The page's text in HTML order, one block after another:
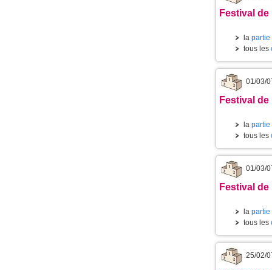
Festival de
la partie
tous les
01/03/
Festival
la partie
tous les
01/03/
Festival
la partie
tous les
25/02/